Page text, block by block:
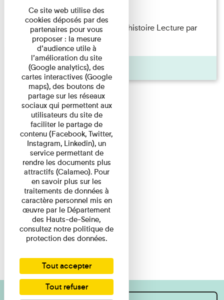
Lecture
Philippe Artières — Le dos de l’histoire Lecture par
l’auteur accompagné de ...
Pages
Ce site web utilise des
cookies déposés par des
partenaires pour vous
proposer : la mesure
d’audience utile à
l’amélioration du site
(Google analytics), des
cartes interactives (Google
maps), des boutons de
partage sur les réseaux
sociaux qui permettent aux
utilisateurs du site de
faciliter le partage de
contenu (Facebook, Twitter,
Instagram, Linkedin), un
service permettant de
rendre les documents plus
attractifs (Calameo). Pour
en savoir plus sur les
traitements de données à
caractère personnel mis en
œuvre par le Département
des Hauts-de-Seine,
consultez notre politique de
protection des données.
Tout accepter
Tout refuser